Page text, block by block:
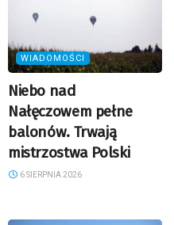
WIADOMOŚCI
Niebo nad
Nałęczowem pełne
balonów. Trwają
mistrzostwa Polski
6 SIERPNIA 2026